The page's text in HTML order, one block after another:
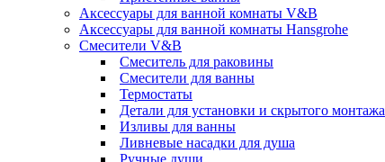
Аксессуары для ванной комнаты V&B
Аксессуары для ванной комнаты Hansgrohe
Смесители V&B
Смеситель для раковины
Смесители для ванны
Термостаты
Детали для установки и скрытого монтажа
Изливы для ванны
Ливневые насадки для душа
Ручные души